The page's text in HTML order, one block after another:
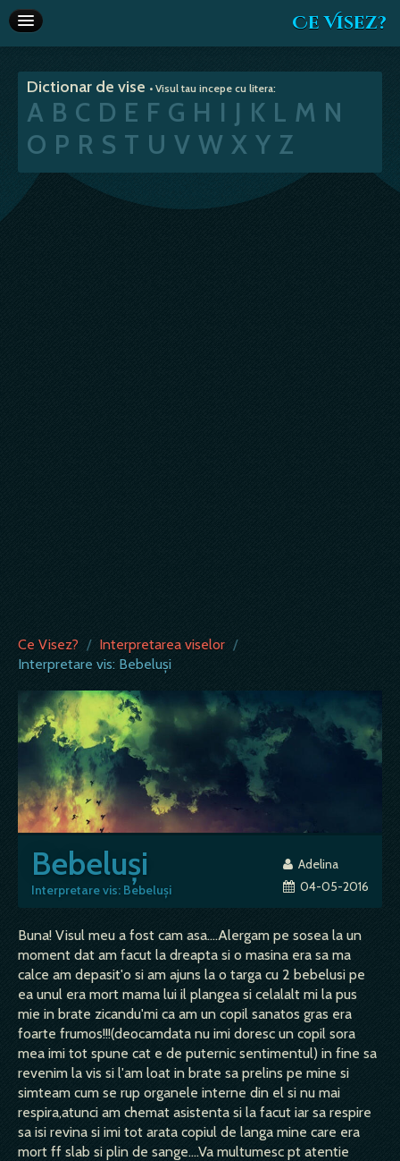
Ce Visez?
Interpretare vise
Articole
Va recomandam
Dictionar de vise • Visul tau incepe cu litera:
A B C D E F G H I J K L M N
O P R S T U V W X Y Z
Ce Visez? / Interpretarea viselor /
Interpretare vis: Bebeluşi
Bebeluşi
Interpretare vis: Bebeluşi
Adelina
04-05-2016
Buna! Visul meu a fost cam asa....Alergam pe sosea la un
moment dat am facut la dreapta si o masina era sa ma
calce am depasit'o si am ajuns la o targa cu 2 bebelusi pe
ea unul era mort mama lui il plangea si celalalt mi la pus
mie in brate zicandu'mi ca am un copil sanatos gras era
foarte frumos!!!(deocamdata nu imi doresc un copil sora
mea imi tot spune cat e de puternic sentimentul) in fine sa
revenim la vis si l'am loat in brate sa prelins pe mine si
simteam cum se rup organele interne din el si nu mai
respira,atunci am chemat asistenta si la facut iar sa respire
sa isi revina si imi tot arata copiul de langa mine care era
mort ff slab si plin de sange....Va multumesc pt atentie